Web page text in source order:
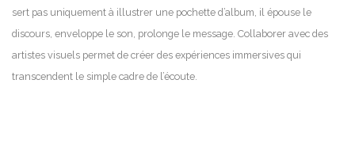
sert pas uniquement à illustrer une pochette d’album, il épouse le
discours, enveloppe le son, prolonge le message. Collaborer avec des
artistes visuels permet de créer des expériences immersives qui
transcendent le simple cadre de l’écoute.